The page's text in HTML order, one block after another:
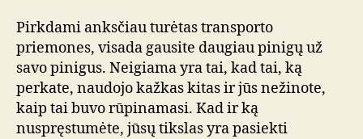
Pirkdami anksčiau turėtas transporto
priemones, visada gausite daugiau pinigų už
savo pinigus. Neigiama yra tai, kad tai, ką
perkate, naudojo kažkas kitas ir jūs nežinote,
kaip tai buvo rūpinamasi. Kad ir ką
nuspręstumėte, jūsų tikslas yra pasiekti